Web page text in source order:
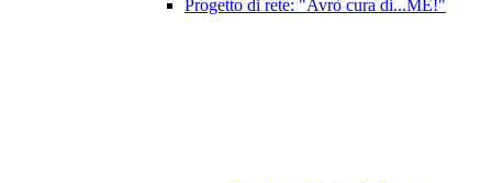
Progetto di rete: "Avrò cura di...ME!"